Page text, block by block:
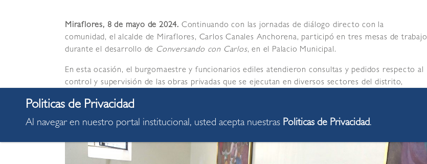
Miraflores, 8 de mayo de 2024. Continuando con las jornadas de diálogo directo con la
comunidad, el alcalde de Miraflores, Carlos Canales Anchorena, participó en tres mesas de trabajo
durante el desarrollo de Conversando con Carlos, en el Palacio Municipal.
En esta ocasión, el burgomaestre y funcionarios ediles atendieron consultas y pedidos respecto al
control y supervisión de las obras privadas que se ejecutan en diversos sectores del distrito,
problemática.
Al navegar en nuestro portal institucional, usted acepta nuestras Politicas de Privacidad.